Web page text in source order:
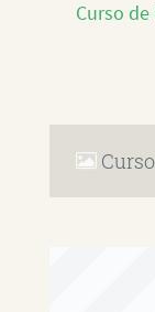
Curso